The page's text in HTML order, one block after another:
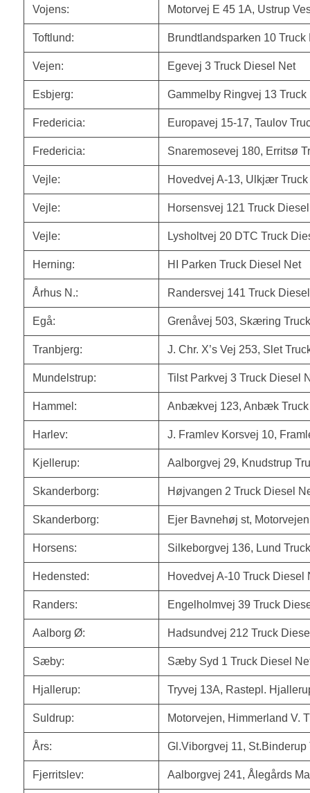
Vojens: Motorvej E 45 1A, Ustrup
Toftlund: Brundtlandsparken 10 Truck
Vejen: Egevej 3 Truck Diesel Net
Esbjerg: Gammelby Ringvej 13 Truck
Fredericia: Europavej 15-17, Taulov
Fredericia: Snaremosevej 180, Erritsø
Vejle: Hovedvej A-13, Ulkjær
Vejle: Horsensvej 121 Truck
Vejle: Lysholtvej 20 DTC Truck
Herning: HI Parken Truck Diesel Net
Århus N.: Randersvej 141 Truck
Egå: Grenåvej 503, Skæring
Tranbjerg: J. Chr. X’s Vej 253, Slet
Mundelstrup: Tilst Parkvej 3 Truck Diesel
Hammel: Anbækvej 123, Anbæk
Harlev: J. Framlev Korsvej 10,
Kjellerup: Aalborgvej 29, Knudstrup
Skanderborg: Højvangen 2 Truck Diesel
Skanderborg: Ejer Bavnehøj st,
Horsens: Silkeborgvej 136, Lund
Hedensted: Hovedvej A-10 Truck Diesel
Randers: Engelholmvej 39 Truck
Aalborg Ø: Hadsundvej 212 Truck
Sæby: Sæby Syd 1 Truck Diesel
Hjallerup: Tryvej 13A, Rastepl.
Suldrup: Motorvejen, Himmerland V.
Års: Gl.Viborgvej 11,
Fjerritslev: Aalborgvej 241, Ålegårds